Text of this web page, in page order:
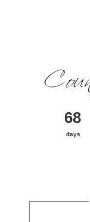
68
days